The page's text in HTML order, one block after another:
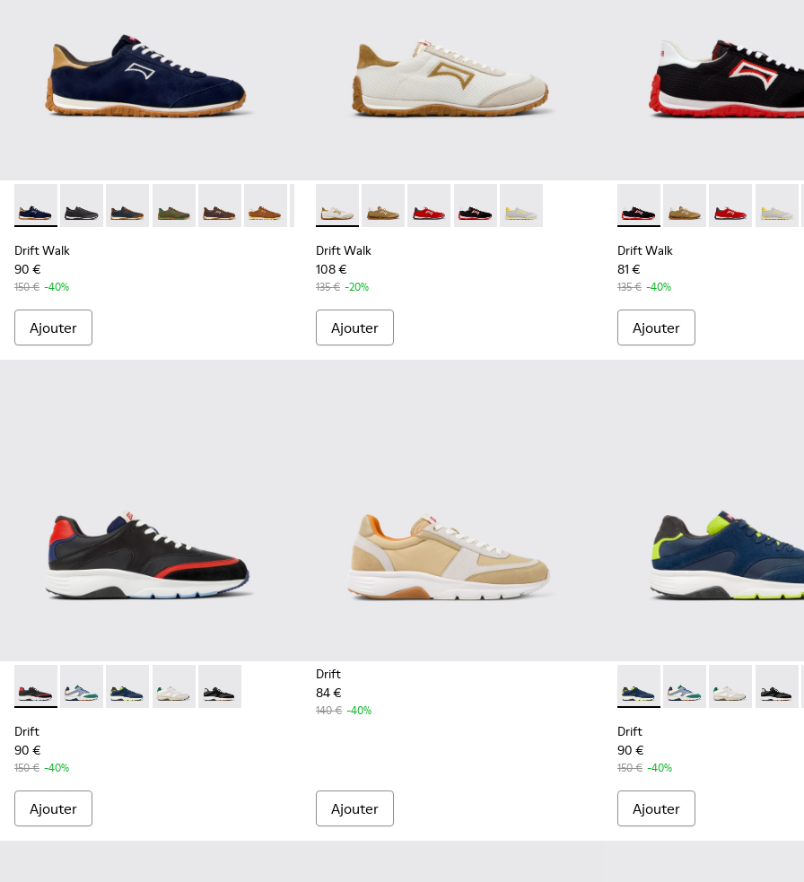
Drift Walk - K101097-005 - Baskets en cuir et en daim bleues et marron Pour homme.
Drift Walk - K101097-009 - Baskets noires et grises en cuir et nubuck pour homme.
Drift Walk - K101097-008 - Baskets en cuir et nubuck bleus pour homme.
Drift Walk - K101097-007 - Baskets vertes en cuir velours et en cuir pour homme.
Drift Walk - K101097-006 - Baskets en cuir et nubuck marron pour homme.
Drift Walk - K101097-003 - Baskets marron en daim et en cuir Pour homme.
Drift Walk - K101097-002 - Baskets en cuir et nubuck noires Pour homme.
Drift Walk
90 €
150 € -40%
Ajouter
Drift Walk - K101098-001 - Baskets multicolores en textile et cuir nubuck
Drift Walk - K101098-006 - Baskets en textile multicolore et en cuir
Drift Walk - K101098-004 - Baskets en textile et nubuck
Drift Walk - K101098-003 - Baskets multicolores en
Drift Walk - K101098-002 - Baskets
Drift Walk
108 €
135 € -20%
Ajouter
Drift Walk - K101098-003 -
Drift Walk -Drift Walk -
Drift
Drift Walk
81 €
135 € -40%
Ajouter
Drift - K100876-004 - Baskets multicolores en tissu et cuir pour homme.
Drift - K100876-021 - Baskets multicolores en textile et nubuck Pour homme.
Drift - K100876-020 - Baskets en cuir gris pour homme.
Drift - K100876-015 - Sneakers en textile et nubuck multicolores Pour homme.
Drift - K100876-013 - Baskets en textile et nubuck multicolores pour homme.
Drift
90 €
150 € -40%
Ajouter
Drift
84 €
140 € -40%
Ajouter
Drift - K100876-020 -
Drift - K100876-021
Drift - Drift -
Drift
90 €
150 € -40%
Ajouter